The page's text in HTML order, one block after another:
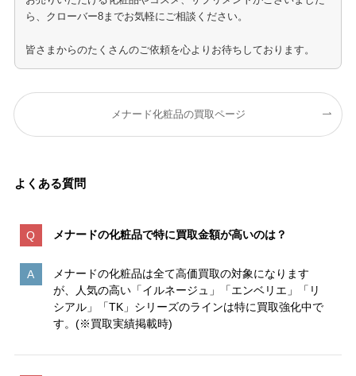
ら、クローバー8までお気軽にご相談ください。
皆さまからのたくさんのご依頼を心よりお待ちしております。
メナード化粧品の買取ページ
よくある質問
メナードの化粧品で特に買取金額が高いのは？
メナードの化粧品は全て高価買取の対象になります
が、人気の高い「イルネージュ」「エンベリエ」「リ
シアル」「TK」シリーズのラインは特に買取強化中で
す。(※買取実績掲載時)